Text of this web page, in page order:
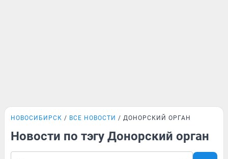
НОВОСИБИРСК ВСЕ НОВОСТИ ДОНОРСКИЙ ОРГАН
Новости по тэгу Донорский орган